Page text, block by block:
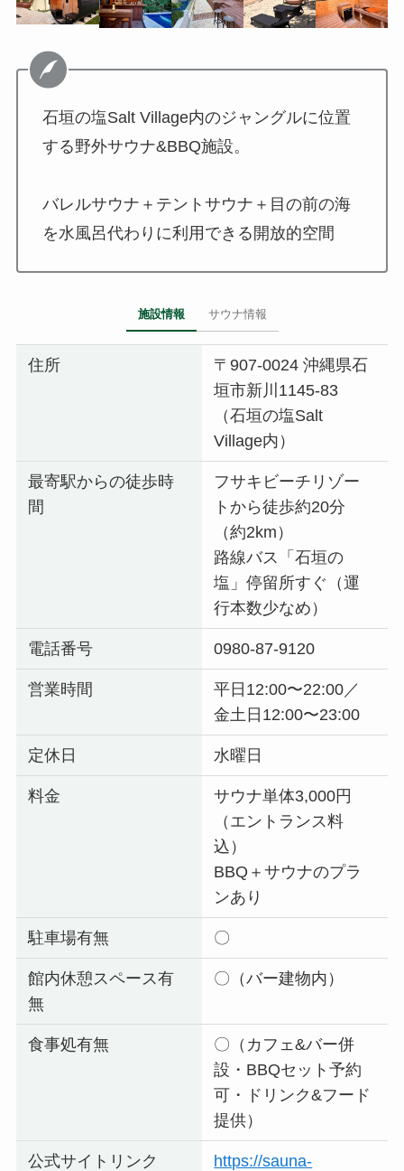
石垣の塩Salt Village内のジャングルに位置
する野外サウナ&BBQ施設。
バレルサウナ＋テントサウナ＋目の前の海
を水風呂代わりに利用できる開放的空間
施設情報 サウナ情報
住所
〒907-0024 沖縄県石
垣市新川1145-83
（石垣の塩Salt
Village内）
最寄駅からの徒歩時
間
フサキビーチリゾー
トから徒歩約20分
（約2km）
路線バス「石垣の
塩」停留所すぐ（運
行本数少なめ）
電話番号 0980-87-9120
営業時間
平日12:00〜22:00／
金土日12:00〜23:00
定休日 水曜日
料金
サウナ単体3,000円
（エントランス料
込）
BBQ＋サウナのプラ
ンあり
駐車場有無 〇
館内休憩スペース有
無
〇（バー建物内）
食事処有無
〇（カフェ&バー併
設・BBQセット予約
可・ドリンク&フード
提供）
公式サイトリンク
https://sauna-